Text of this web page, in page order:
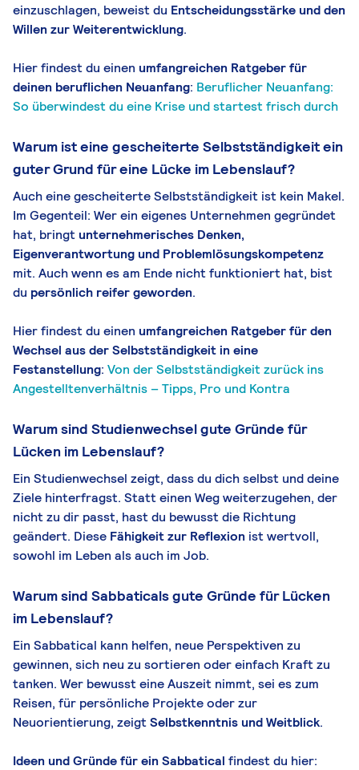
einzuschlagen, beweist du Entscheidungsstärke und den
Willen zur Weiterentwicklung.
Hier findest du einen umfangreichen Ratgeber für
deinen beruflichen Neuanfang: Beruflicher Neuanfang:
So überwindest du eine Krise und startest frisch durch
Warum ist eine gescheiterte Selbstständigkeit ein
guter Grund für eine Lücke im Lebenslauf?
Auch eine gescheiterte Selbstständigkeit ist kein Makel.
Im Gegenteil: Wer ein eigenes Unternehmen gegründet
hat, bringt unternehmerisches Denken,
Eigenverantwortung und Problemlösungskompetenz
mit. Auch wenn es am Ende nicht funktioniert hat, bist
du persönlich reifer geworden.
Hier findest du einen umfangreichen Ratgeber für den
Wechsel aus der Selbstständigkeit in eine
Festanstellung: Von der Selbstständigkeit zurück ins
Angestelltenverhältnis – Tipps, Pro und Kontra
Warum sind Studienwechsel gute Gründe für
Lücken im Lebenslauf?
Ein Studienwechsel zeigt, dass du dich selbst und deine
Ziele hinterfragst. Statt einen Weg weiterzugehen, der
nicht zu dir passt, hast du bewusst die Richtung
geändert. Diese Fähigkeit zur Reflexion ist wertvoll,
sowohl im Leben als auch im Job.
Warum sind Sabbaticals gute Gründe für Lücken
im Lebenslauf?
Ein Sabbatical kann helfen, neue Perspektiven zu
gewinnen, sich neu zu sortieren oder einfach Kraft zu
tanken. Wer bewusst eine Auszeit nimmt, sei es zum
Reisen, für persönliche Projekte oder zur
Neuorientierung, zeigtSelbstkenntnis und Weitblick.
Ideen und Gründe für ein Sabbatical findest du hier: